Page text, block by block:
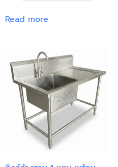
Read more